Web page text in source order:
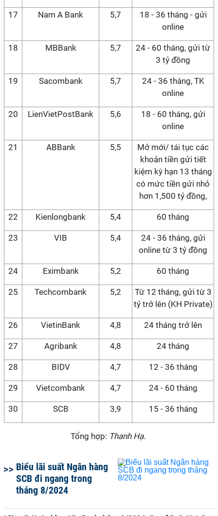
17 Nam A Bank 5,7
18 - 36 tháng - gửi
online
18 MBBank 5,7
24 - 60 tháng, gửi từ
3 tỷ đồng
19 Sacombank 5,7
24 - 36 tháng, TK
online
20 LienVietPostBank 5,6
18 - 60 tháng, gửi
online
21 ABBank 5,5
Mở mới/ tái tục các
khoản tiền gửi tiết
kiệm kỳ hạn 13 tháng
có mức tiền gửi nhỏ
hơn 1,500 tỷ đồng,
22 Kienlongbank 5,4 60 tháng
23 VIB 5,4
24 - 36 tháng, gửi
online từ 3 tỷ đồng
24 Eximbank 5,2 60 tháng
25 Techcombank 5,2
Từ 12 tháng, gửi từ 3
tỷ trở lên (KH Private)
26 VietinBank 4,8 24 tháng trở lên
27 Agribank 4,8 24 tháng
28 BIDV 4,7 12 - 36 tháng
29 Vietcombank 4,7 24 - 60 tháng
30 SCB 3,9 15 - 36 tháng
Tổng hợp: Thanh Hạ.
Biểu lãi suất Ngân hàng
SCB đi ngang trong
tháng 8/2024